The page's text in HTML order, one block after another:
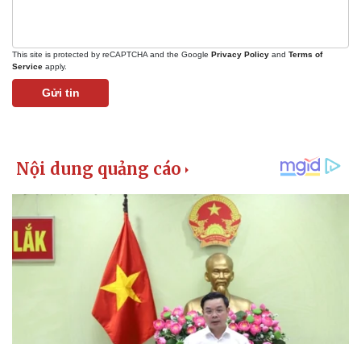
Kinh tế
Bất động sản
Thị trường
Giá vàng
Tiêu dùng
Tỷ giá
Chứng khoán
Giá cà phê
This site is protected by reCAPTCHA and the Google Privacy Policy and Terms of
Service apply.
Gửi tin